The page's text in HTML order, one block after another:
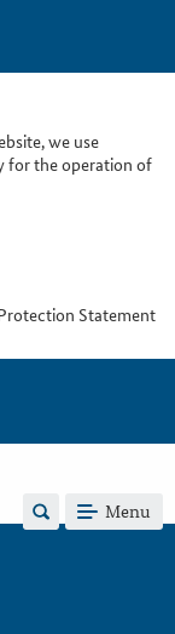
we use
for the operation of
Statement
Menu